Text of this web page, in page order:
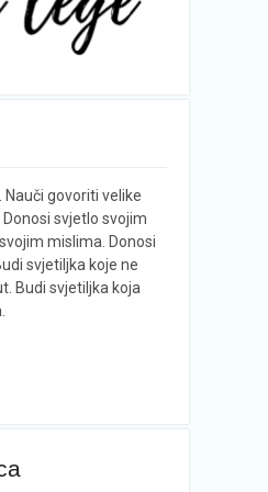
Nauči govoriti velike
svjetlo svojim
mislima. Donosi
svjetiljka koje ne
Budi svjetiljka koja